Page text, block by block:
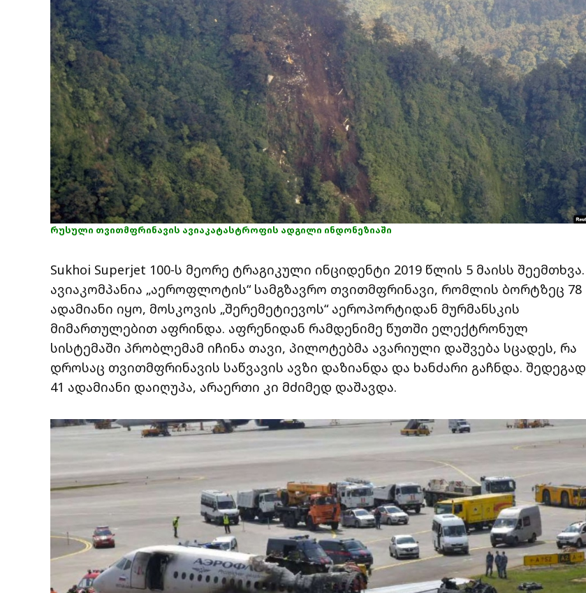
რუსული თვითმფრინავის ავიაკატასტროფის ადგილი ინდონეზიაში
Sukhoi Superjet 100-ს მეორე ტრაგიკული ინციდენტი 2019 წლის 5 მაისს შეემთხვა.
ავიაკომპანია „აეროფლოტის“ სამგზავრო თვითმფრინავი, რომლის ბორტზეც 78
ადამიანი იყო, მოსკოვის „შერემეტიევოს“ აეროპორტიდან მურმანსკის
მიმართულებით აფრინდა. აფრენიდან რამდენიმე წუთში ელექტრონულ
სისტემაში პრობლემამ იჩინა თავი, პილოტებმა ავარიული დაშვება სცადეს, რა
დროსაც თვითმფრინავის საწვავის ავზი დაზიანდა და ხანძარი გაჩნდა. შედეგად
41 ადამიანი დაიღუპა, არაერთი კი მძიმედ დაშავდა.